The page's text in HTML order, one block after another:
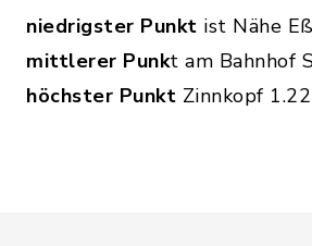
niedrigster Punkt ist Nähe
mittlerer Punkt am Bahnhof
höchster Punkt Zinnkopf